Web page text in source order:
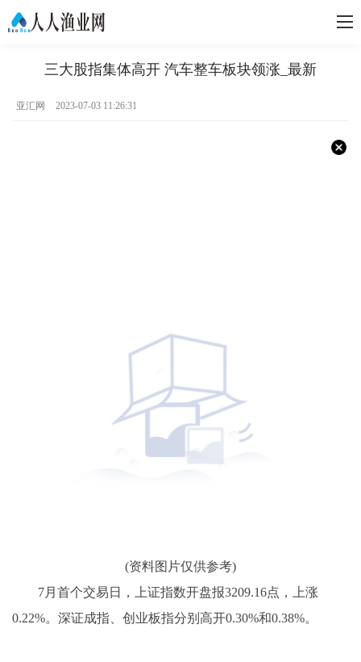
三大股指集体高开 汽车整车板块领涨_最新
亚汇网 2023-07-03 11:26:31
(资料图片仅供参考)
7月首个交易日，上证指数开盘报3209.16点，上涨
0.22%。深证成指、创业板指分别高开0.30%和0.38%。